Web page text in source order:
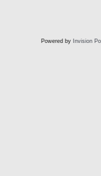
Powered by Invision